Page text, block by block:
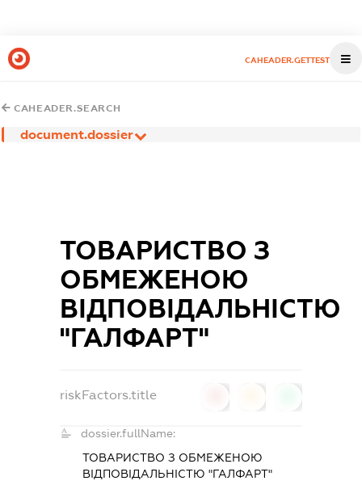
CAHEADER.GETTEST
CAHEADER.SEARCH
document.dossier
ТОВАРИСТВО З
ОБМЕЖЕНОЮ
ВІДПОВІДАЛЬНІСТЮ
"ГАЛФАРТ"
riskFactors.title
dossier.fullName:
ТОВАРИСТВО З ОБМЕЖЕНОЮ
ВІДПОВІДАЛЬНІСТЮ "ГАЛФАРТ"